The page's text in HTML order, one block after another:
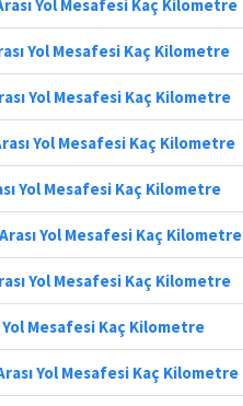
Yol Mesafesi Kaç Kilometre
Yol Mesafesi Kaç Kilometre
Yol Mesafesi Kaç Kilometre
Yol Mesafesi Kaç Kilometre
Yol Mesafesi Kaç Kilometre
Yol Mesafesi Kaç Kilometre
Yol Mesafesi Kaç Kilometre
Yol Mesafesi Kaç Kilometre
Yol Mesafesi Kaç Kilometre